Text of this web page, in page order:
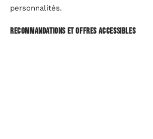
personnalités.
Recommandations et offres accessibles